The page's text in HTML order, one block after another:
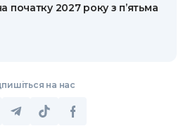
початку 2027 року з п’ятьма
на нас